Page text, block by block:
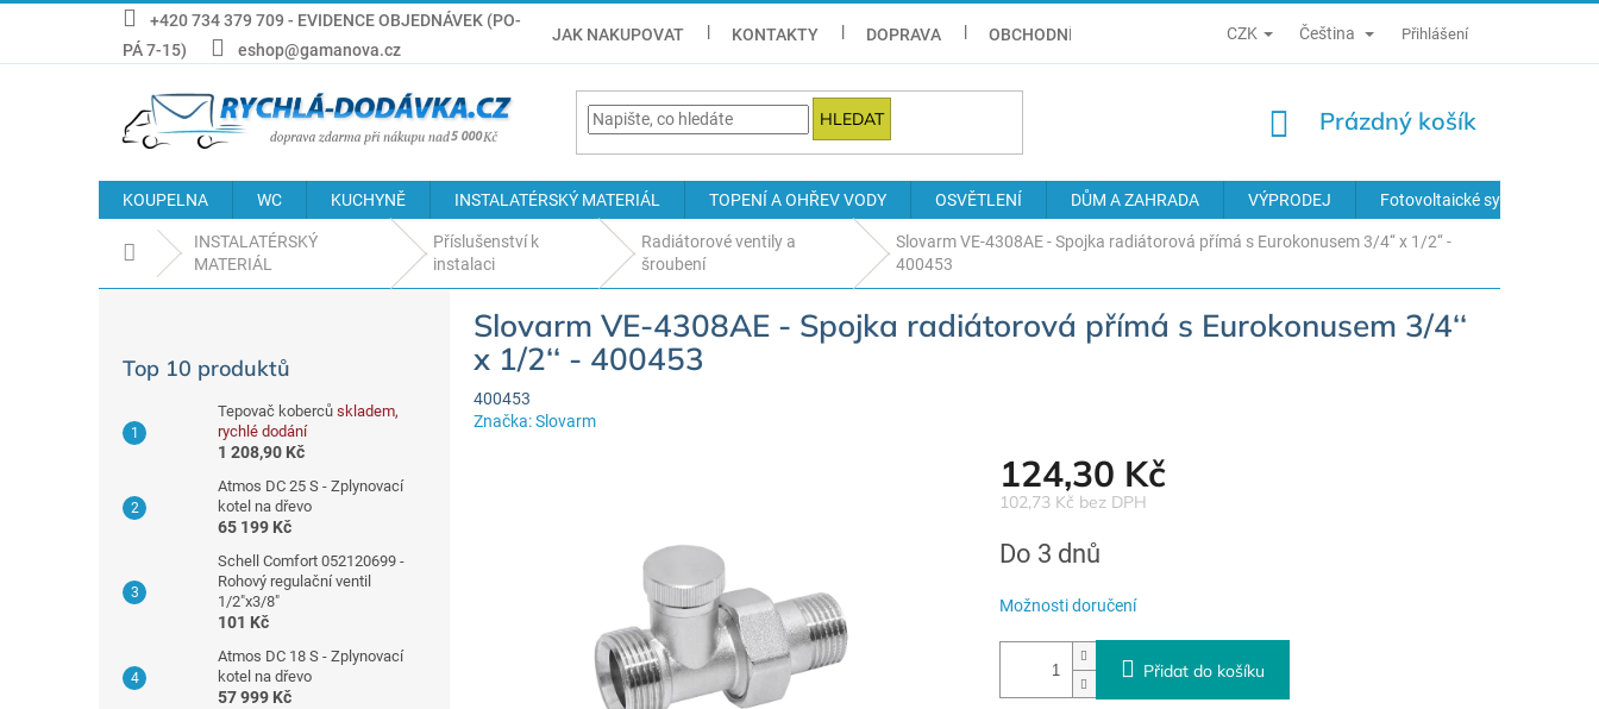
Přejít
+420 734 379 709 - EVIDENCE OBJEDNÁVEK (PO-
PÁ 7-15)
eshop@gamanova.cz
JAK NAKUPOVAT KONTAKTY DOPRAVA OBCHODNÍ PODMÍNKY ZÁSADY ZPRACOVÁNÍ OSOBNÍCH ÚDAJŮ
CZK Čeština Přihlášení
HLEDAT
NÁKUPNÍ
Prázdný košík
KOUPELNA WC KUCHYNĚ INSTALATÉRSKÝ MATERIÁL TOPENÍ A OHŘEV VODY OSVĚTLENÍ DŮM A ZAHRADA VÝPRODEJ Fotovoltaické systémy
Domů
INSTALATÉRSKÝ
MATERIÁL
Příslušenství k
instalaci
Radiátorové ventily a
šroubení
Slovarm VE-4308AE - Spojka radiátorová přímá s Eurokonusem 3/4‘‘ x 1/2‘‘ -
400453
Top 10 produktů
Tepovač koberců skladem,
rychlé dodání
1 208,90 Kč
Atmos DC 25 S - Zplynovací
kotel na dřevo
65 199 Kč
Schell Comfort 052120699 -
Rohový regulační ventil
1/2"x3/8"
101 Kč
Atmos DC 18 S - Zplynovací
kotel na dřevo
57 999 Kč
Slovarm VE-4308AE - Spojka radiátorová přímá s Eurokonusem 3/4‘‘
x 1/2‘‘ - 400453
400453
Značka:Slovarm
124,30 Kč
102,73 Kč bez DPH
cena:
Do 3 dnů
Možnosti doručení
Přidat do košíku